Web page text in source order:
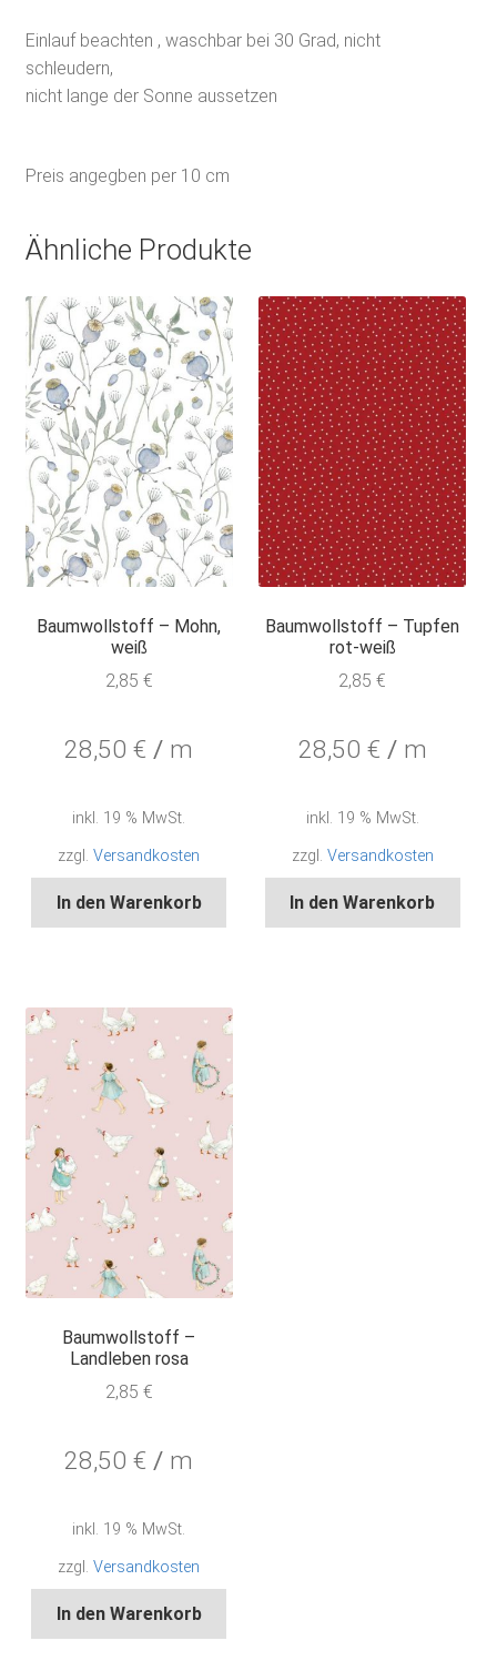
Einlauf beachten , waschbar bei 30 Grad, nicht
schleudern,
nicht lange der Sonne aussetzen
Preis angegben per 10 cm
Ähnliche Produkte
Baumwollstoff – Mohn,
weiß
2,85 €
28,50€ / m
inkl. 19 % MwSt.
zzgl.Versandkosten
In den Warenkorb
Baumwollstoff – Tupfen
rot-weiß
2,85€
28,50 € / m
inkl. 19 % MwSt.
zzgl. Versandkosten
In den Warenkorb
Baumwollstoff –
Landleben rosa
2,85 €
28,50€ / m
inkl. 19 % MwSt.
zzgl.Versandkosten
In den Warenkorb